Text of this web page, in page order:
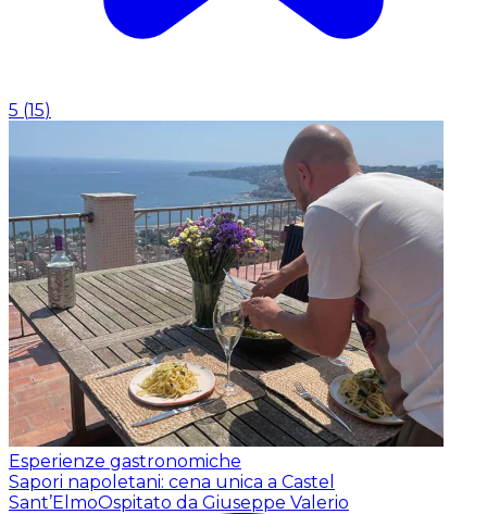
5 (15)
Esperienze gastronomiche
Sapori napoletani: cena unica a Castel
Sant’ElmoOspitato da Giuseppe Valerio